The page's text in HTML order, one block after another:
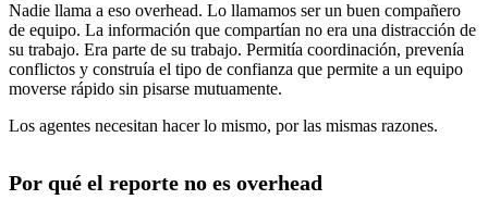
Nadie llama a eso overhead. Lo llamamos ser un buen compañero
de equipo. La información que compartían no era una distracción de
su trabajo. Era parte de su trabajo. Permitía coordinación, prevenía
conflictos y construía el tipo de confianza que permite a un equipo
moverse rápido sin pisarse mutuamente.
Los agentes necesitan hacer lo mismo, por las mismas razones.
Por qué el reporte no es overhead